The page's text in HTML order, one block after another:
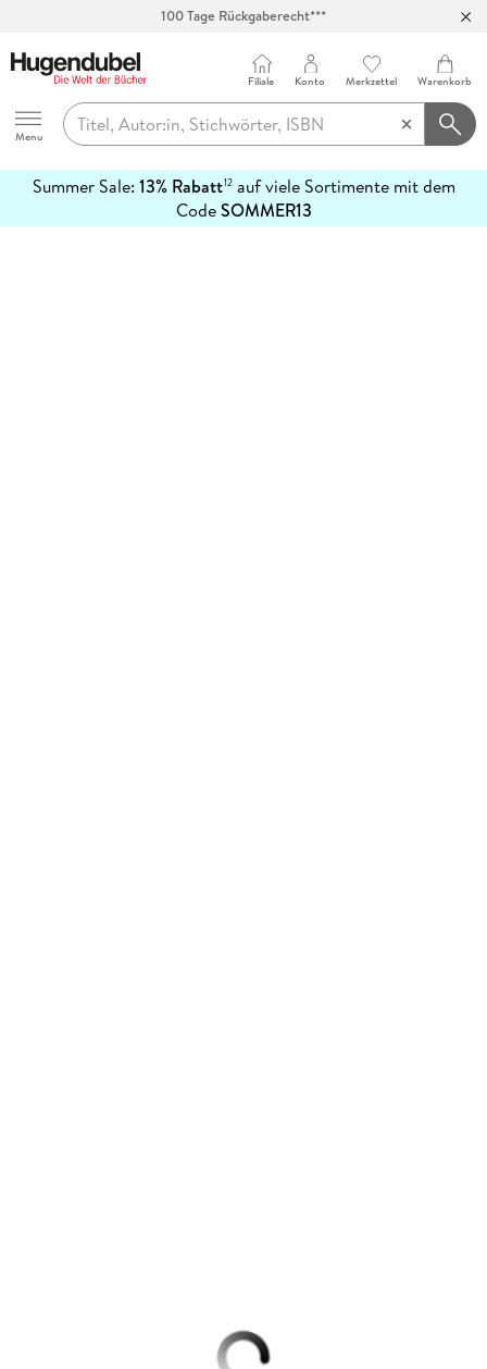
100 Tage Rückgaberecht***
Hugendubel
Menu
Filiale Konto Merkzettel Warenkorb
Summer Sale: 13% Rabatt12auf viele Sortimente mit dem
CodeSOMMER13
erfahren